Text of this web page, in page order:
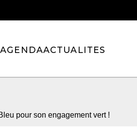
AGENDAACTUALITES
pour son engagement vert !